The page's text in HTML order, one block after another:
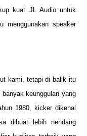
kuat JL Audio untuk
menggunakan speaker
kami, tetapi di balik itu
keunggulan yang
1980, kicker dikenal
dibuat lebih nendang